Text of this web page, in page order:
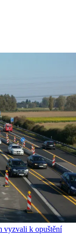
vyzvali k opuštění